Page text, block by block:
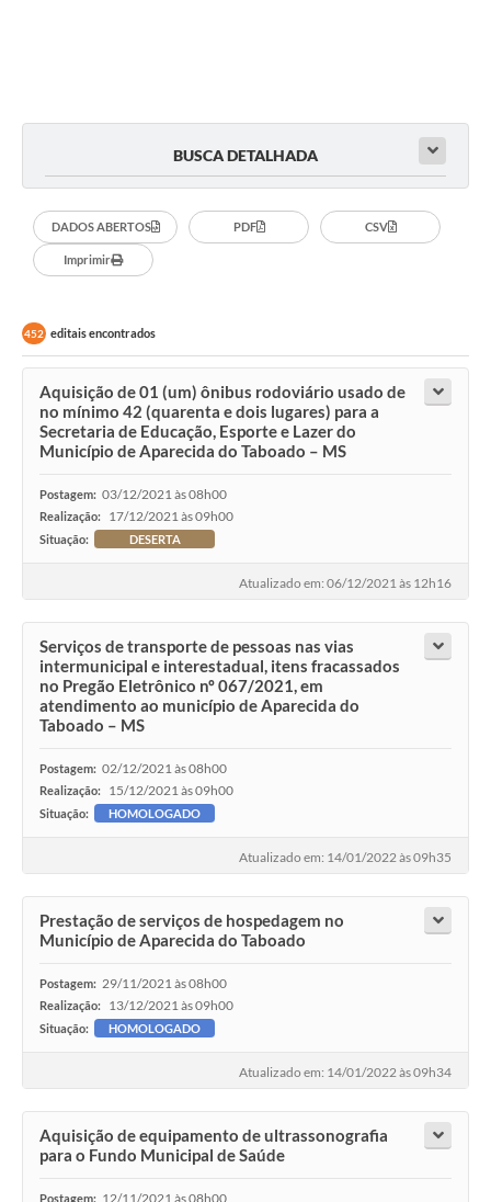
BUSCA DETALHADA
DADOS ABERTOS PDF CSV
Imprimir
452 editais encontrados
Aquisição de 01 (um) ônibus rodoviário usado de
no mínimo 42 (quarenta e dois lugares) para a
Secretaria de Educação, Esporte e Lazer do
Município de Aparecida do Taboado – MS
Postagem: 03/12/2021 às 08h00
Realização: 17/12/2021 às 09h00
Situação: DESERTA
Atualizado em: 06/12/2021 às 12h16
Serviços de transporte de pessoas nas vias
intermunicipal e interestadual, itens fracassados
no Pregão Eletrônico nº 067/2021, em
atendimento ao município de Aparecida do
Taboado – MS
Postagem: 02/12/2021 às 08h00
Realização: 15/12/2021 às 09h00
Situação: HOMOLOGADO
Atualizado em: 14/01/2022 às 09h35
Prestação de serviços de hospedagem no
Município de Aparecida do Taboado
Postagem: 29/11/2021 às 08h00
Realização: 13/12/2021 às 09h00
Situação: HOMOLOGADO
Atualizado em: 14/01/2022 às 09h34
Aquisição de equipamento de ultrassonografia
para o Fundo Municipal de Saúde
Postagem: 12/11/2021 às 08h00